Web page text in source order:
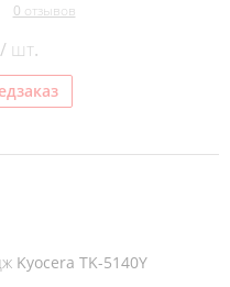
0 отзывов
шт.
Kyocera TK-5140Y